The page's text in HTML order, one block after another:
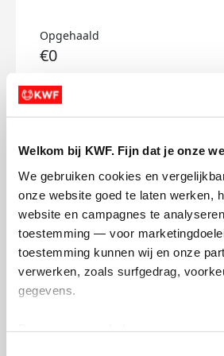
Welkom bij KWF. Fijn dat je onze
We gebruiken cookies en
onze website goed te laten werken,
website en campagnes te
toestemming — voor
toestemming kunnen wij en onze
verwerken, zoals surfgedrag,
gegevens.
Opgehaald
€0
Doneer
Ties's